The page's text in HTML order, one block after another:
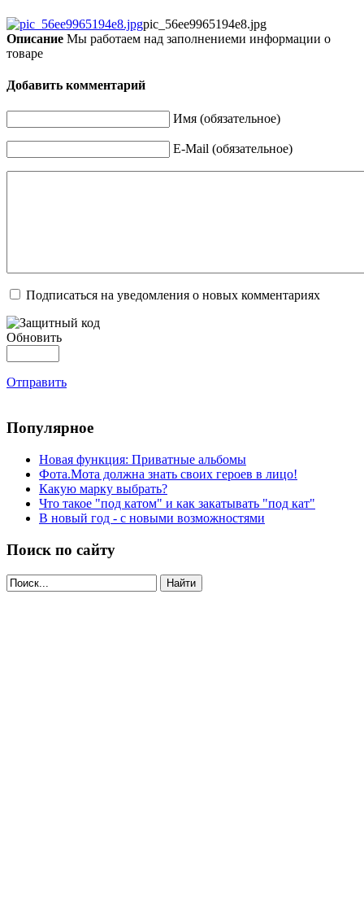
pic_56ee9965194e8.jpg
Описание Мы работаем над заполнениеми информации о
товаре
Добавить комментарий
Имя (обязательное)
E-Mail (обязательное)
Подписаться на уведомления о новых комментариях
Обновить
Отправить
Популярное
Новая функция: Приватные альбомы
Фота.Мота должна знать своих героев в лицо!
Какую марку выбрать?
Что такое "под катом" и как закатывать "под кат"
В новый год - с новыми возможностями
Поиск по сайту
Найти